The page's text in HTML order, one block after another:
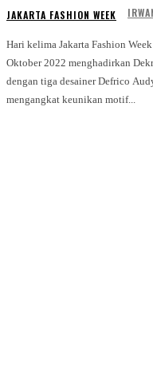
JAKARTA FASHION WEEK
Hari kelima Jakarta Fashion
Oktober 2022 menghadirkan
dengan tiga desainer Defrico
mengangkat keunikan motif...